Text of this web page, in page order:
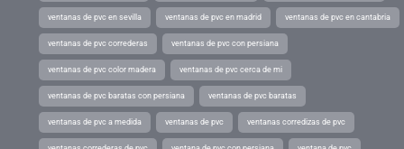
ventanas de pvc en sevilla ventanas de pvc en madrid ventanas de pvc en cantabria
ventanas de pvc correderas ventanas de pvc con persiana
ventanas de pvc color madera ventanas de pvc cerca de mi
ventanas de pvc baratas con persiana ventanas de pvc baratas
ventanas de pvc a medida ventanas de pvc ventanas corredizas de pvc